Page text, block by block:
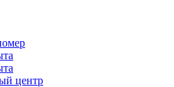
центр